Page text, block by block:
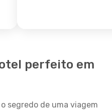
perfeito em
segredo de uma viagem